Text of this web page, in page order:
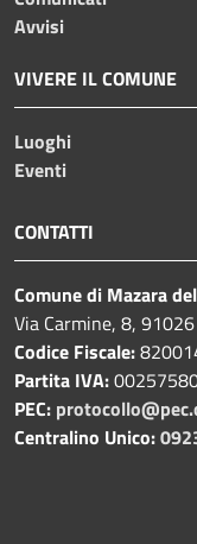
Avvisi
VIVERE IL COMUNE
Luoghi
Eventi
CONTATTI
Comune di Mazara
Via Carmine, 8,
Codice Fiscale:
Partita IVA:
PEC:
Centralino Unico: